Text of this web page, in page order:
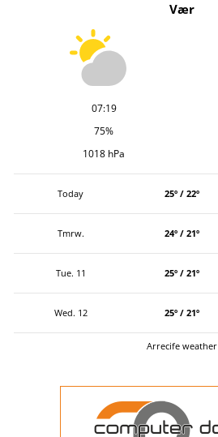
Vær
07:19
75%
1018 hPa
Today 25º / 22º
Tmrw. 24º / 21º
Tue. 11 25º / 21º
Wed. 12 25º / 21º
Arrecife weather